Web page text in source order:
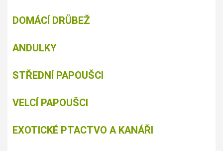
DOMÁCÍ DRŮBEŽ
ANDULKY
STŘEDNÍ PAPOUŠCI
VELCÍ PAPOUŠCI
EXOTICKÉ PTACTVO A KANÁŘI